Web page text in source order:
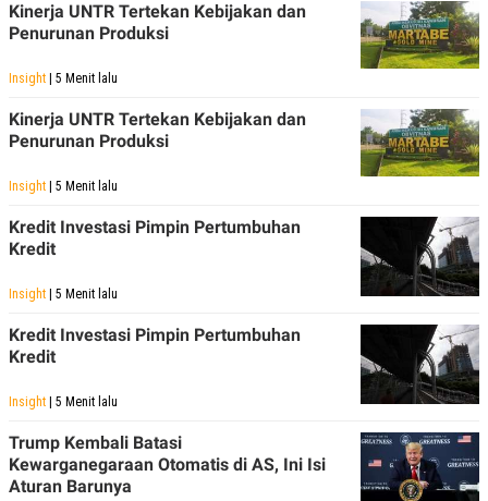
Kinerja UNTR Tertekan Kebijakan dan
Penurunan Produksi
Insight | 5 Menit lalu
Kinerja UNTR Tertekan Kebijakan dan
Penurunan Produksi
Insight | 5 Menit lalu
Kredit Investasi Pimpin Pertumbuhan
Kredit
Insight | 5 Menit lalu
Kredit Investasi Pimpin Pertumbuhan
Kredit
Insight | 5 Menit lalu
Trump Kembali Batasi
Kewarganegaraan Otomatis di AS, Ini Isi
Aturan Barunya